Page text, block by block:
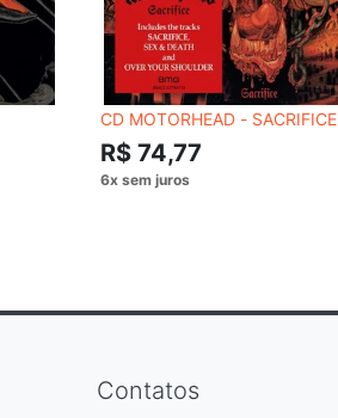
CD MOTORHEAD - SACRIFICE
R$ 74,77
Contatos